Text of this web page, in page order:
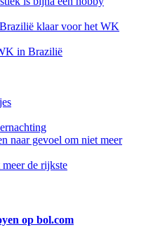
klaar voor het WK
in Brazilië
naar gevoel om niet meer
de rijkste
op bol.com